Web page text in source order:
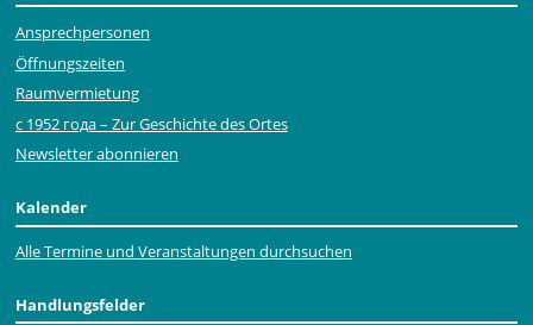
Ansprechpersonen
Öffnungszeiten
Raumvermietung
с 1952 года – Zur Geschichte des Ortes
Newsletter abonnieren
Kalender
Alle Termine und Veranstaltungen durchsuchen
Handlungsfelder